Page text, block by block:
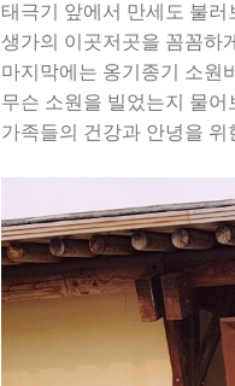
태극기 앞에서 만세도 불
생가의 이곳저곳을 꼼꼼하
마지막에는 옹기종기 소원
무슨 소원을 빌었는지 물어
가족들의 건강과 안녕을